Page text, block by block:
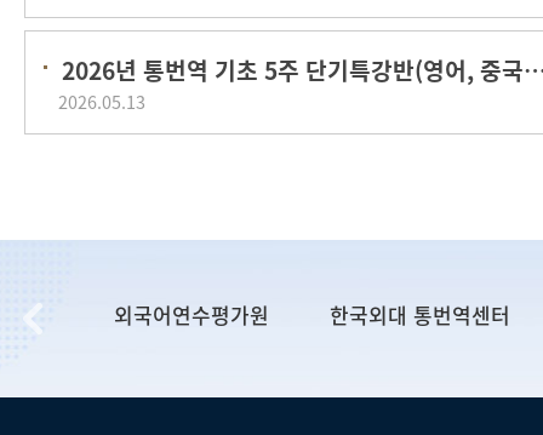
2026년 통번역 기초 5주 단기특
2026.05.13
Seul 외국어연수평가원 한국외대 통번역센터